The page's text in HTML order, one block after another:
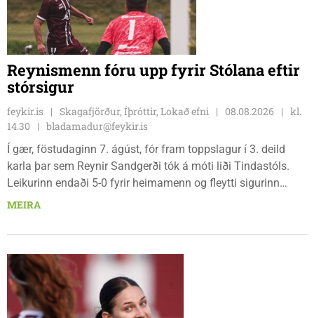
Reynismenn fóru upp fyrir Stólana eftir
stórsigur
feykir.is Skagafjörður, Íþróttir, Lokað efni 08.08.2026
kl.
14.30
bladamadur@feykir.is
Í gær, föstudaginn 7. ágúst, fór fram toppslagur í 3. deild
karla þar sem Reynir Sandgerði tók á móti liði Tindastóls.
Leikurinn endaði 5-0 fyrir heimamenn og fleytti sigurinn
Reynismönnum á topp deildarinnar en Stólunum í annað
leiknum.
MEIRA